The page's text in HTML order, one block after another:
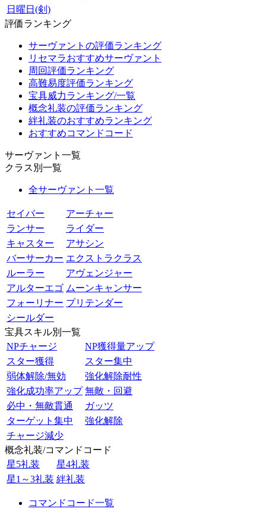
日曜日(剣)
評価ランキング
サーヴァントの評価ランキング
リセマラおすすめサーヴァント
周回評価ランキング
高難易度評価ランキング
宝具威力ランキング/一覧
概念礼装の評価ランキング
絆礼装のおすすめランキング
おすすめコマンドコード
サーヴァント一覧
クラス別一覧
全サーヴァント一覧
セイバー
アーチャー
ランサー
ライダー
キャスター
アサシン
バーサーカー エクストラクラス
ルーラー
アヴェンジャー
アルターエゴ ムーンキャンサー
フォーリナー プリテンダー
シールダー
宝具スキル別一覧
NPチャージ
NP獲得量アップ
スター獲得
スター集中
弱体解除/無効
強化解除耐性
強化成功率アップ 無敵・回避
必中・無敵貫通
ガッツ
ターゲット集中
強化解除
チャージ減少
概念礼装/コマンドコード
星5礼装
星4礼装
星1～3礼装 絆礼装
コマンドコード一覧